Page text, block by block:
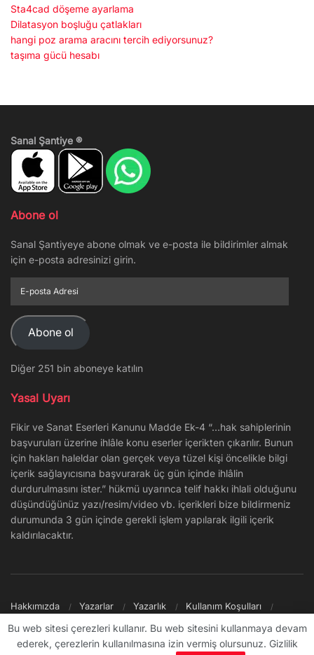
Sta4cad döşeme ayarlama
Dilatasyon boşluğu çatlakları
hangi poz arama aracını tercih ediyorsunuz?
taşıma gücü hesabı
Sanal Şantiye ®
Abone ol
Sanal Şantiyeye abone olmak ve e-posta ile bildirimler almak
için e-posta adresinizi girin.
posta
Adresi
Abone ol
Diğer 251 bin aboneye katılın
Yasal Uyarı
Fikir ve Sanat Eserleri Kanunu Madde Ek-4 “…hak sahiplerinin
başvuruları üzerine ihlâle konu eserler içerikten çıkarılır. Bunun
için hakları haleldar olan gerçek veya tüzel kişi öncelikle bilgi
içerik sağlayıcısına başvurarak üç gün içinde ihlâlin
durdurulmasını ister.” hükmü uyarınca telif hakkı ihlali olduğunu
düşündüğünüz yazı/resim/video vb. içerikleri bize bildirmeniz
durumunda 3 gün içinde gerekli işlem yapılarak ilgili içerik
kaldırılacaktır.
Hakkımızda Yazarlar Yazarlık
Kullanım Koşulları
© 2009 - ∞ Sanal Şantiye
Bu web sitesi çerezleri kullanır. Bu web sitesini kullanmaya devam
ederek, çerezlerin kullanılmasına izin vermiş olursunuz. Gizlilik